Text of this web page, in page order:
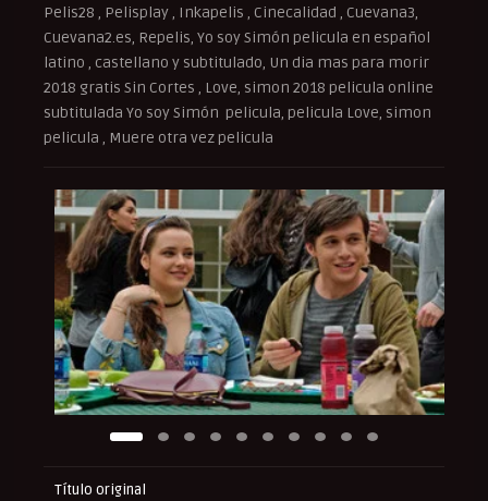
Pelis28 , Pelisplay , Inkapelis , Cinecalidad , Cuevana3,
Cuevana2.es, Repelis, Yo soy Simón pelicula en español
latino , castellano y subtitulado, Un dia mas para morir
2018 gratis Sin Cortes , Love, simon 2018 pelicula online
subtitulada Yo soy Simón pelicula, pelicula Love, simon
pelicula , Muere otra vez pelicula
Título original